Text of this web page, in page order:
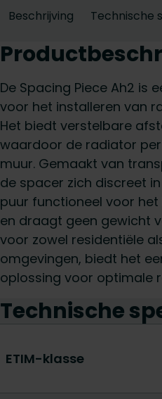
Beschrijving Technische
De Spacing Piece Ah2 is
voor het installeren van
Het biedt verstelbare
waardoor de radiator
muur. Gemaakt van
de spacer zich discreet
puur functioneel voor
en draagt geen gewicht
voor zowel residentiële
omgevingen, biedt het
oplossing voor optimale
Technische
ETIM-klasse